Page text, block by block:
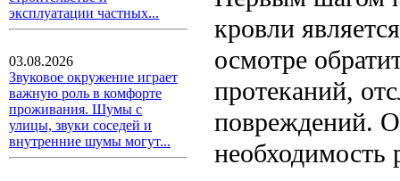
эксплуатации частных...
03.08.2026
Звуковое окружение играет
важную роль в комфорте
проживания. Шумы с
улицы, звуки соседей и
внутренние шумы могут...
кровли
осмотре
протеканий,
повреждений.
необходимость